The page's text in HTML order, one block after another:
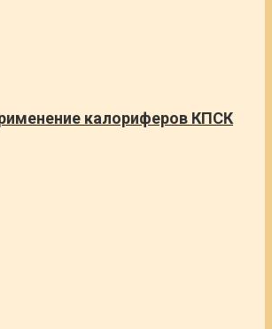
калориферов КПСК